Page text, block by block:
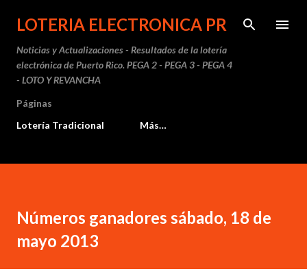
Ir al contenido principal
LOTERIA ELECTRONICA PR
Noticias y Actualizaciones - Resultados de la lotería
electrónica de Puerto Rico. PEGA 2 - PEGA 3 - PEGA 4
- LOTO Y REVANCHA
Páginas
Lotería Tradicional
Más…
Números ganadores sábado, 18 de
mayo 2013